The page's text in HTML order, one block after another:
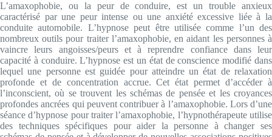
L’amaxophobie, ou la peur de conduire, est un trouble anxieux
caractérisé par une peur intense ou une anxiété excessive liée à la
conduite automobile. L’hypnose peut être utilisée comme l’un des
nombreux outils pour traiter l’amaxophobie, en aidant les personnes à
vaincre leurs angoisses/peurs et à reprendre confiance dans leur
capacité à conduire. L’hypnose est un état de conscience modifié dans
lequel une personne est guidée pour atteindre un état de relaxation
profonde et de concentration accrue. Cet état permet d’accéder à
l’inconscient, où se trouvent les schémas de pensée et les croyances
profondes ancrées qui peuvent contribuer à l’amaxophobie. Lors d’une
séance d’hypnose pour traiter l’amaxophobie, l’hypnothérapeute utilise
des techniques spécifiques pour aider la personne à changer ses